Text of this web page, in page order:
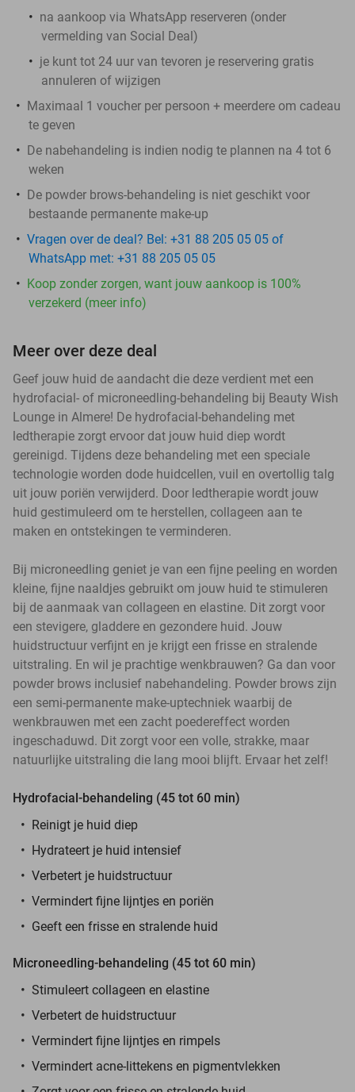
na aankoop via WhatsApp reserveren (onder
vermelding van Social Deal)
je kunt tot 24 uur van tevoren je reservering gratis
annuleren of wijzigen
Maximaal 1 voucher per persoon + meerdere om cadeau
te geven
De nabehandeling is indien nodig te plannen na 4 tot 6
weken
De powder brows-behandeling is niet geschikt voor
bestaande permanente make-up
Vragen over de deal? Bel: +31 88 205 05 05 of
WhatsApp met: +31 88 205 05 05
Koop zonder zorgen, want jouw aankoop is 100%
verzekerd (meer info)
Meer over deze deal
Geef jouw huid de aandacht die deze verdient met een
hydrofacial- of microneedling-behandeling bij Beauty Wish
Lounge in Almere! De hydrofacial-behandeling met
ledtherapie zorgt ervoor dat jouw huid diep wordt
gereinigd. Tijdens deze behandeling met een speciale
technologie worden dode huidcellen, vuil en overtollig talg
uit jouw poriën verwijderd. Door ledtherapie wordt jouw
huid gestimuleerd om te herstellen, collageen aan te
maken en ontstekingen te verminderen.
Bij microneedling geniet je van een fijne peeling en worden
kleine, fijne naaldjes gebruikt om jouw huid te stimuleren
bij de aanmaak van collageen en elastine. Dit zorgt voor
een stevigere, gladdere en gezondere huid. Jouw
huidstructuur verfijnt en je krijgt een frisse en stralende
uitstraling. En wil je prachtige wenkbrauwen? Ga dan voor
powder brows inclusief nabehandeling. Powder brows zijn
een semi-permanente make-uptechniek waarbij de
wenkbrauwen met een zacht poedereffect worden
ingeschaduwd. Dit zorgt voor een volle, strakke, maar
natuurlijke uitstraling die lang mooi blijft. Ervaar het zelf!
Hydrofacial-behandeling (45 tot 60 min)
Reinigt je huid diep
Hydrateert je huid intensief
Verbetert je huidstructuur
Vermindert fijne lijntjes en poriën
Geeft een frisse en stralende huid
Microneedling-behandeling (45 tot 60 min)
Stimuleert collageen en elastine
Verbetert de huidstructuur
Vermindert fijne lijntjes en rimpels
Vermindert acne-littekens en pigmentvlekken